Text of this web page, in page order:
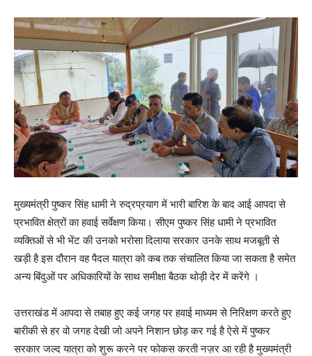
मुख्यमंत्री पुष्कर सिंह धामी ने रुद्रप्रयाग में भारी बारिश के बाद आई आपदा से
प्रभावित क्षेत्रों का हवाई सर्वेक्षण किया। सीएम पुष्कर सिंह धामी ने प्रभावित
व्यक्तिओं से भी भेंट की उनको भरोसा दिलाया सरकार उनके साथ मजबूती से
खड़ी है इस दौरान वह पैदल यात्रा को कब तक संचालित किया जा सकता है समेत
अन्य बिंदुओं पर अधिकारियों के साथ समीक्षा बैठक थोड़ी देर में करेंगे ।
उत्तराखंड में आपदा से तबाह हुए कई जगह पर हवाई माध्यम से निरिक्षण करते हुए
बारीकी से हर वो जगह देखी जो अपने निशान छोड़ कर गई है ऐसे में पुष्कर
सरकार जल्द यात्रा को शुरू करने पर फोकस करती नज़र आ रही है मुख्यमंत्री